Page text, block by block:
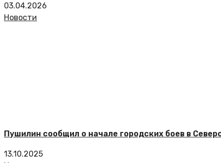
03.04.2026
Новости
Пушилин сообщил о начале городских боев в
13.10.2025